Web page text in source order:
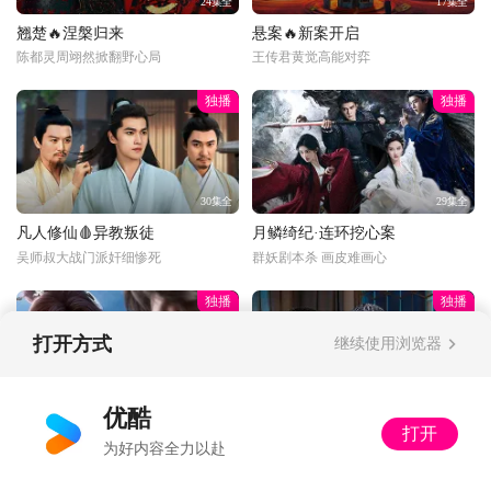
翘楚🔥涅槃归来
陈都灵周翊然掀翻野心局
悬案🔥新案开启
王传君黄觉高能对弈
独播
30集全
凡人修仙🩸异教叛徒
吴师叔大战门派奸细惨死
独播
29集全
月鳞绮纪·连环挖心案
群妖剧本杀 画皮难画心
独播
光阴之外💰富婆打赏
丁雪：多了收着，姐不差钱
独播
以法之名🔍暂停离职
打开方式 继续使用浏览器
优酷
为好内容全力以赴
打开